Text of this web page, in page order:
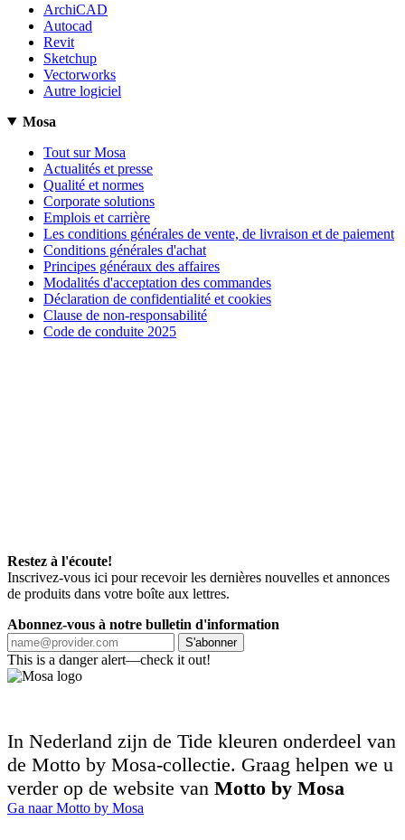
ArchiCAD
Autocad
Revit
Sketchup
Vectorworks
Autre logiciel
Mosa
Tout sur Mosa
Actualités et presse
Qualité et normes
Corporate solutions
Emplois et carrière
Les conditions générales de vente, de livraison et de paiement
Conditions générales d'achat
Principes généraux des affaires
Modalités d'acceptation des commandes
Déclaration de confidentialité et cookies
Clause de non-responsabilité
Code de conduite 2025
Restez à l'écoute!
Inscrivez-vous ici pour recevoir les dernières nouvelles et annonces
de produits dans votre boîte aux lettres.
Abonnez-vous à notre bulletin d'information
S'abonner
This is a danger alert—check it out!
In Nederland zijn de Tide kleuren onderdeel van
de Motto by Mosa-collectie. Graag helpen we u
verder op de website van Motto by Mosa
Ga naar Motto by Mosa